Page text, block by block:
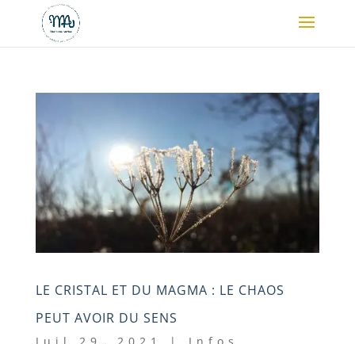
LE CRISTAL ET DU MAGMA : LE CHAOS
PEUT AVOIR DU SENS
Juil 29, 2021 | Infos